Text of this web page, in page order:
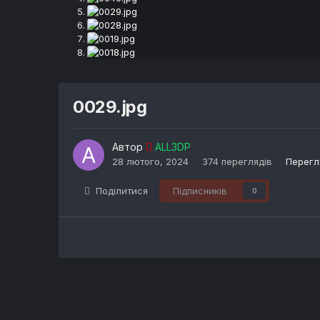
0029.jpg
Автор ALL3DP
28 лютого, 2024 374 переглядів
Поділитися Підписників 0